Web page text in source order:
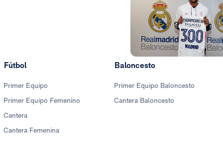
Fútbol
Primer Equipo
Primer Equipo Femenino
Cantera
Cantera Femenina
Baloncesto
Primer Equipo Baloncesto
Cantera Baloncesto